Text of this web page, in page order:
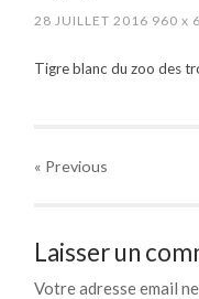
28 JUILLET 2016 960x
Tigre blanc du zoo des
« Previous
Laisser un
Votre adresse email